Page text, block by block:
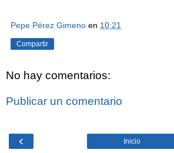
Pepe Pérez Gimeno en 10:21
Compartir
No hay comentarios:
Publicar un comentario
‹ Inicio